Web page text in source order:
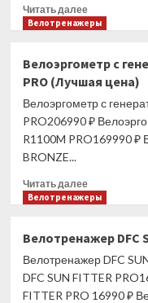
Читать далееПрочитать
больше
с
генератором
BRONZE
GYM
PRO
Велотренажеры
Велоэргометр с
PRO (Лучшая цена)
Велоэргометр с
PRO206990 ₽
R1100M PRO169990 ₽
BRONZE...
Читать далееПрочитать
больше
с
генератором
BRONZE
GYM
Велотренажеры
Велотренажер DFC
Велотренажер DFC
DFC SUN FITTER
FITTER PRO 16990 ₽